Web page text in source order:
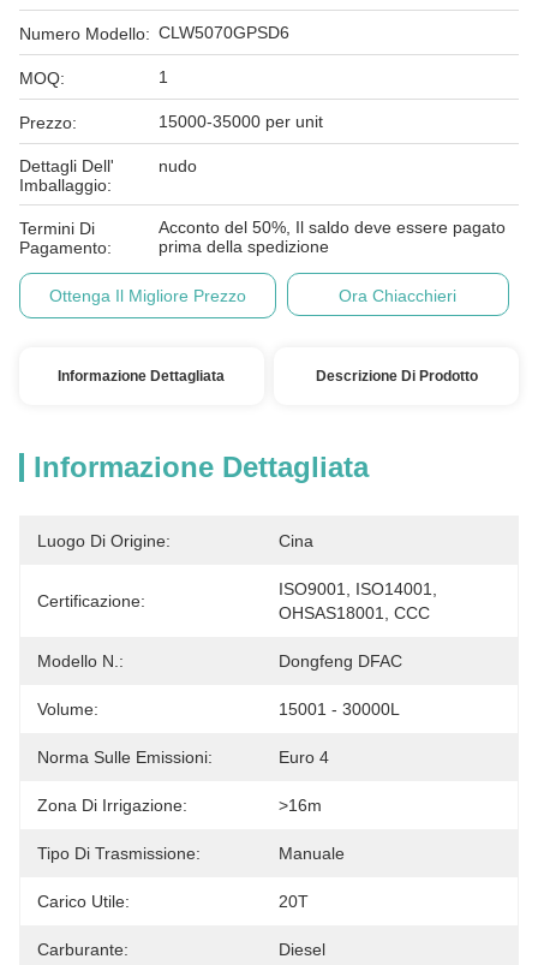
Numero Modello: CLW5070GPSD6
MOQ: 1
Prezzo: 15000-35000 per unit
Dettagli Dell'
Imballaggio:
nudo
Termini Di
Pagamento:
Acconto del 50%, Il saldo deve essere pagato
prima della spedizione
Ottenga Il Migliore Prezzo Ora Chiacchieri
Informazione Dettagliata Descrizione Di Prodotto
Informazione Dettagliata
Luogo Di Origine: Cina
Certificazione:
ISO9001, ISO14001,
OHSAS18001, CCC
Modello N.: Dongfeng DFAC
Volume: 15001 - 30000L
Norma Sulle Emissioni: Euro 4
Zona Di Irrigazione: >16m
Tipo Di Trasmissione: Manuale
Carico Utile: 20T
Carburante: Diesel